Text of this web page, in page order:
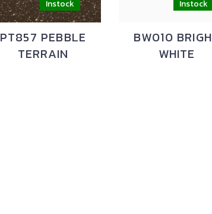
PT857 PEBBLE
TERRAIN
BW010
WHITE